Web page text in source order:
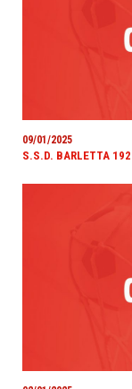
09/01/2025
S.S.D. BARLETTA